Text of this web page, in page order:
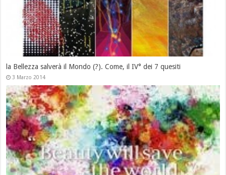
la Bellezza salverà il Mondo (?). Cosa è la bellezza? il II° dei 7 quesiti
4 Dicembre 2013